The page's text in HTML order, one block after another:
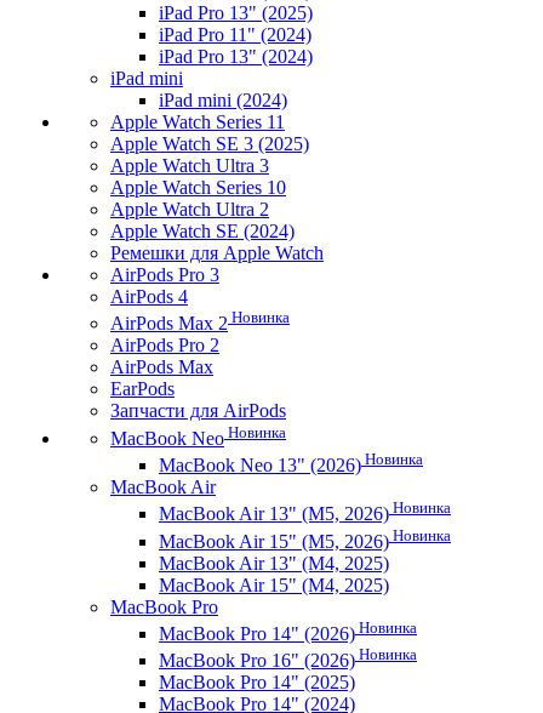
iPad Pro 13" (2025)
iPad Pro 11" (2024)
iPad Pro 13" (2024)
iPad mini
iPad mini (2024)
Apple Watch Series 11
Apple Watch SE 3 (2025)
Apple Watch Ultra 3
Apple Watch Series 10
Apple Watch Ultra 2
Apple Watch SE (2024)
Ремешки для Apple Watch
AirPods Pro 3
AirPods 4
AirPods Max 2 Новинка
AirPods Pro 2
AirPods Max
EarPods
Запчасти для AirPods
MacBook Neo Новинка
MacBook Neo 13" (2026) Новинка
MacBook Air
MacBook Air 13" (M5, 2026) Новинка
MacBook Air 15" (M5, 2026) Новинка
MacBook Air 13" (M4, 2025)
MacBook Air 15" (M4, 2025)
MacBook Pro
MacBook Pro 14" (2026) Новинка
MacBook Pro 16" (2026) Новинка
MacBook Pro 14" (2025)
MacBook Pro 14" (2024)